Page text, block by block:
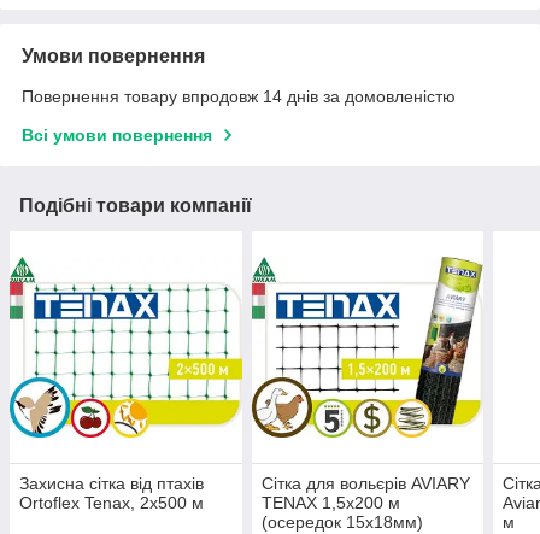
Умови повернення
Повернення товару впродовж 14 днів за домовленістю
Всі умови повернення
Подібні товари компанії
Захисна сітка від птахів
Ortoflex Tenax, 2х500 м
Сітка для вольєрів AVIARY
TENAX 1,5х200 м
(осередок 15х18мм)
м